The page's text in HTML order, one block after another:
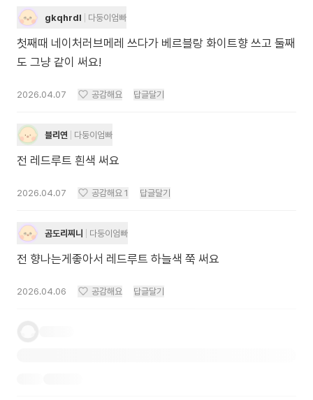
gkqhrdl 다둥이엄빠
첫째때 네이처러브메레 쓰다가 베르블랑 화이트향 쓰고 둘째
도 그냥 같이 써요!
2026.04.07 공감해요 답글달기
블리연 다둥이엄빠
전 레드루트 흰색 써요
2026.04.07 공감해요 1 답글달기
곰도리찌니 다둥이엄빠
전 향나는게좋아서 레드루트 하늘색 쭉 써요
2026.04.06 공감해요 답글달기